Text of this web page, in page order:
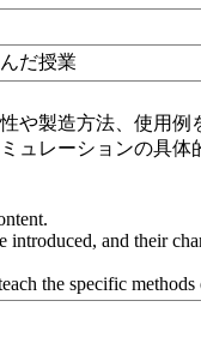
だ授業
や製造方法、使用例
ュレーションの具体
introduced, and their
the specific